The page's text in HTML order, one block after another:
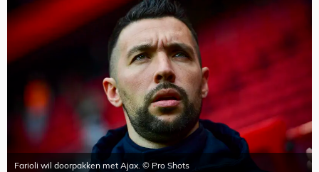
Farioli wil doorpakken met Ajax. © Pro Shots